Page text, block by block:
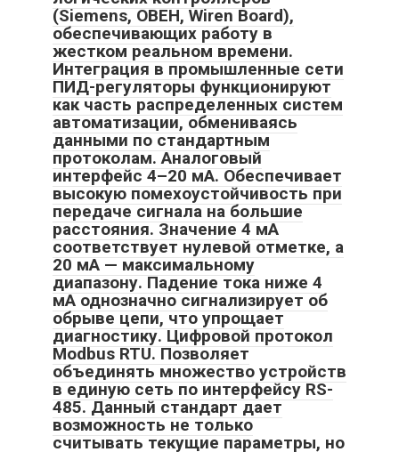
(Siemens, ОВЕН, Wiren Board),
обеспечивающих работу в
жестком реальном времени.
Интеграция в промышленные сети
ПИД-регуляторы функционируют
как часть распределенных систем
автоматизации, обмениваясь
данными по стандартным
протоколам. Аналоговый
интерфейс 4–20 мА. Обеспечивает
высокую помехоустойчивость при
передаче сигнала на большие
расстояния. Значение 4 мА
соответствует нулевой отметке, а
20 мА — максимальному
диапазону. Падение тока ниже 4
мА однозначно сигнализирует об
обрыве цепи, что упрощает
диагностику. Цифровой протокол
Modbus RTU. Позволяет
объединять множество устройств
в единую сеть по интерфейсу RS-
485. Данный стандарт дает
возможность не только
считывать текущие параметры, но